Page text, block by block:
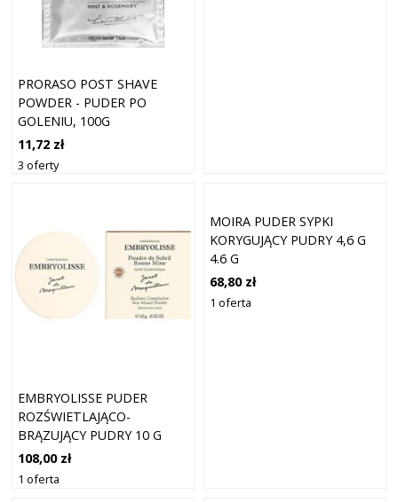
PRORASO POST SHAVE
POWDER - PUDER PO
GOLENIU, 100G
11,72 zł
3 oferty
EMBRYOLISSE PUDER
ROZŚWIETLAJĄCO-
BRĄZUJĄCY PUDRY 10 G
108,00 zł
1 oferta
MOIRA PUDER SYPKI
KORYGUJĄCY PUDRY 4,6 G
4.6 G
68,80 zł
1 oferta